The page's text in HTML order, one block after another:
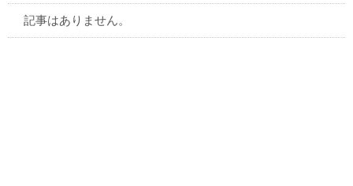
記事はありません。